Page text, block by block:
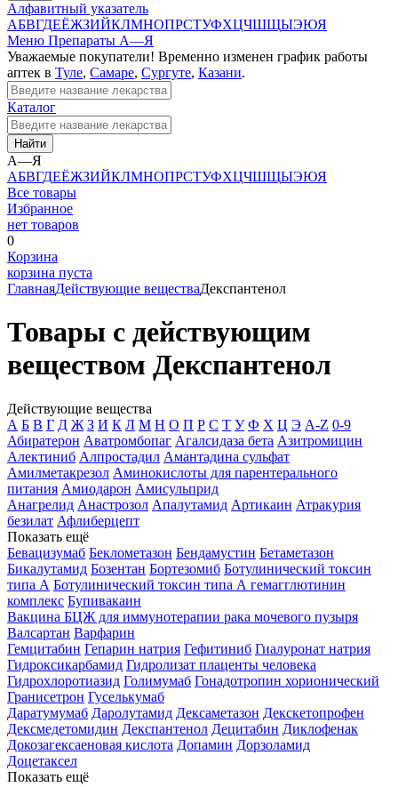
Алфавитный указатель
АБВГДЕЁЖЗИЙКЛМНОПРСТУФХЦЧШЩЫЭЮЯ
Меню Препараты А—Я
Уважаемые покупатели! Временно изменен график работы
аптек в Туле, Самаре, Сургуте, Казани.
Каталог
Найти
А—Я
АБВГДЕЁЖЗИЙКЛМНОПРСТУФХЦЧШЩЫЭЮЯ
Все товары
Избранное
нет товаров
0
Корзина
корзина пуста
ГлавнаяДействующие веществаДекспантенол
Товары с действующим
веществом Декспантенол
Действующие вещества
А Б В Г Д Ж З И К Л М Н О П Р С Т У Ф Х Ц Э A-Z 0-9
Абиратерон Аватромбопаг Агалсидаза бета Азитромицин
Алектиниб Алпростадил Амантадина сульфат
Амилметакрезол Аминокислоты для парентерального
питания Амиодарон Амисульприд
Анагрелид Анастрозол Апалутамид Артикаин Атракурия
безилат Афлиберцепт
Показать ещё
Бевацизумаб Беклометазон Бендамустин Бетаметазон
Бикалутамид Бозентан Бортезомиб Ботулинический токсин
типа А Ботулинический токсин типа А гемагглютинин
комплекс Бупивакаин
Вакцина БЦЖ для иммунотерапии рака мочевого пузыря
Валсартан Варфарин
Гемцитабин Гепарин натрия Гефитиниб Гиалуронат натрия
Гидроксикарбамид Гидролизат плаценты человека
Гидрохлоротиазид Голимумаб Гонадотропин хорионический
Гранисетрон Гуселькумаб
Даратумумаб Даролутамид Дексаметазон Декскетопрофен
Дексмедетомидин Декспантенол Децитабин Диклофенак
Докозагексаеновая кислота Допамин Дорзоламид
Доцетаксел
Показать ещё